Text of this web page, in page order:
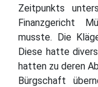
Zeitpunkts
Finanzgericht
musste. Die
Diese hatte
hatten zu deren
Bürgschaft